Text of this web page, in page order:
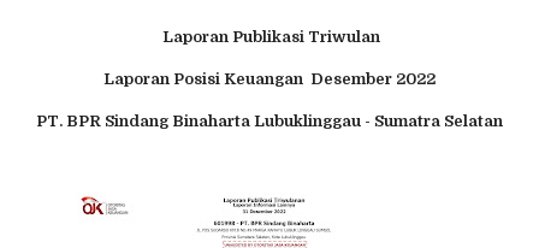
Laporan Publikasi Triwulan
Laporan Posisi Keuangan Desember 2022
PT. BPR Sindang Binaharta Lubuklinggau - Sumatra Selatan